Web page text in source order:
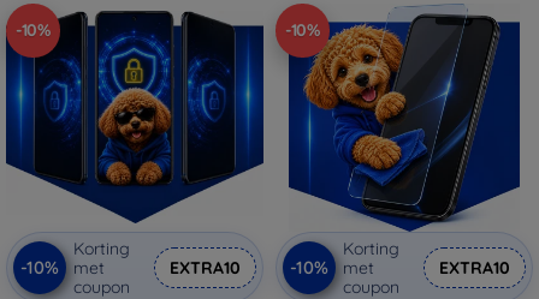
-10%
-10%
Korting
met
coupon
EXTRA10
-10%
-10%
Korting
met
coupon
EXTRA10